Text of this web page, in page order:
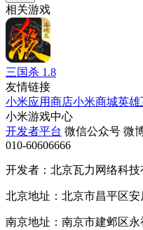
相关游戏
三国杀 1.8
友情链接
小米应用商店小米商城英雄
小米游戏中心
开发者平台 微信公众号 微
010-60606666
开发者：北京瓦力网络科技
北京地址：北京市昌平区
南京地址：南京市建邺区